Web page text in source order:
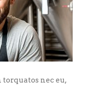
nec eu,